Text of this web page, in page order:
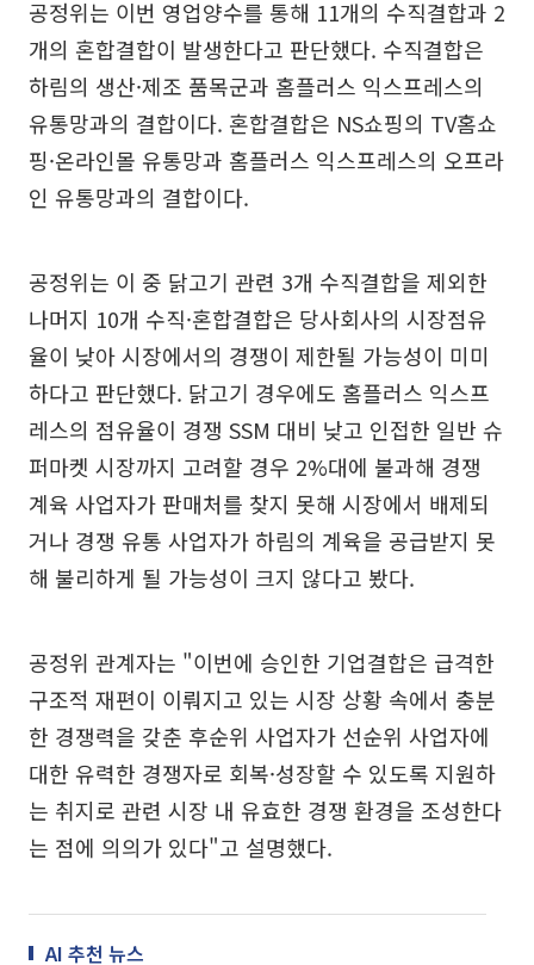
공정위는 이번 영업양수를 통해 11개의 수직결합과 2
개의 혼합결합이 발생한다고 판단했다. 수직결합은
하림의 생산·제조 품목군과 홈플러스 익스프레스의
유통망과의 결합이다. 혼합결합은 NS쇼핑의 TV홈쇼
핑·온라인몰 유통망과 홈플러스 익스프레스의 오프라
인 유통망과의 결합이다.
공정위는 이 중 닭고기 관련 3개 수직결합을 제외한
나머지 10개 수직·혼합결합은 당사회사의 시장점유
율이 낮아 시장에서의 경쟁이 제한될 가능성이 미미
하다고 판단했다. 닭고기 경우에도 홈플러스 익스프
레스의 점유율이 경쟁 SSM 대비 낮고 인접한 일반 슈
퍼마켓 시장까지 고려할 경우 2%대에 불과해 경쟁
계육 사업자가 판매처를 찾지 못해 시장에서 배제되
거나 경쟁 유통 사업자가 하림의 계육을 공급받지 못
해 불리하게 될 가능성이 크지 않다고 봤다.
공정위 관계자는 "이번에 승인한 기업결합은 급격한
구조적 재편이 이뤄지고 있는 시장 상황 속에서 충분
한 경쟁력을 갖춘 후순위 사업자가 선순위 사업자에
대한 유력한 경쟁자로 회복·성장할 수 있도록 지원하
는 취지로 관련 시장 내 유효한 경쟁 환경을 조성한다
는 점에 의의가 있다"고 설명했다.
AI 추천 뉴스